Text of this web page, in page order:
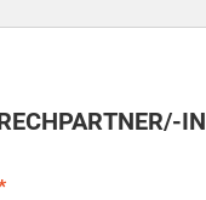
IN